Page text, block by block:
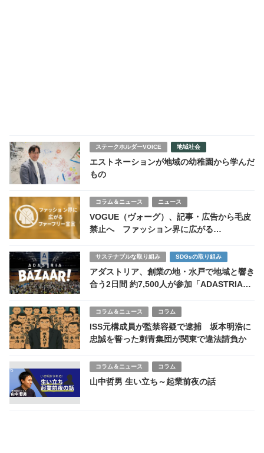
ステークホルダーVOICE 地域社会
エストネーションが地域の幼稚園から学んだ
もの
コラム＆ニュース ニュース
VOGUE（ヴォーグ）、記事・広告から毛皮
禁止へ ファッション界に広がる
考える
サステナブルな取り組み SDGsの取り組み
アダストリア、創業の地・水戸で地域と響き
合う2日間 約7,500人が参加「ADASTRIA
コラム＆ニュース コラム
ISS元構成員が監禁容疑で逮捕 坂本明浩に
忠誠を誓った刺青集団が関東で違法請負か
コラム＆ニュース コラム
山中哲男 生い立ち～起業前夜の話